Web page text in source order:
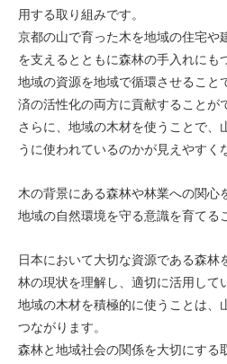
用する取り組みです。
京都の山で育った木を地域の住宅や
を支えるとともに森林の手入れにも
地域の資源を地域で循環させること
済の活性化の両方に貢献することが
さらに、地域の木材を使うことで、
うに使われているのかが見えやすく
木の背景にある森林や林業への関心
地域の自然環境を守る意識を育てる
日本において大切な資源である森林
林の現状を理解し、適切に活用して
地域の木材を積極的に使うことは、
つながります。
森林と地域社会の関係を大切にする